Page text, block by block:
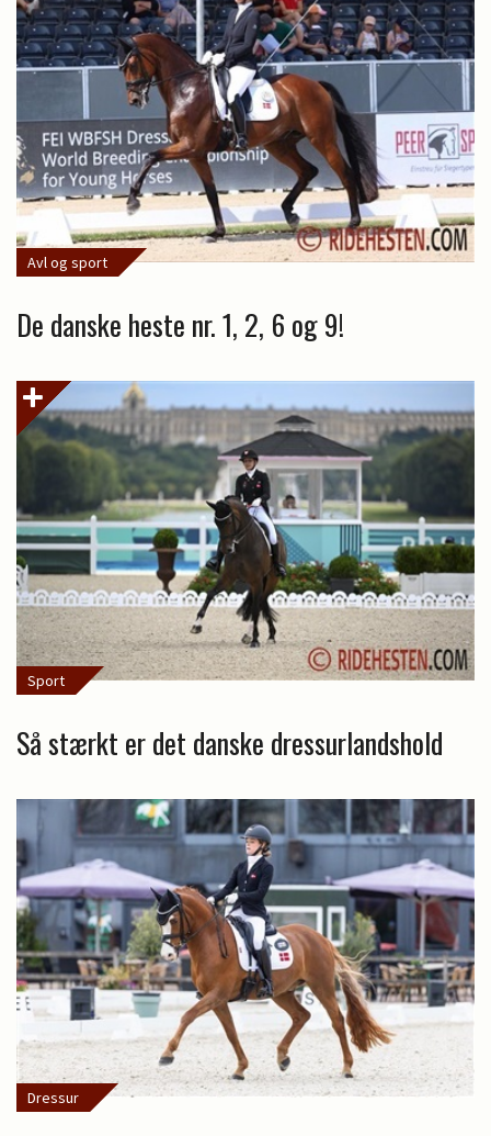
Avl og sport
De danske heste nr. 1, 2, 6 og 9!
Sport
Så stærkt er det danske dressurlandshold
Dressur